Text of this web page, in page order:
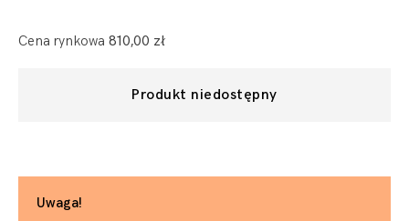
Cena rynkowa 810,00 zł
Produkt niedostępny
Uwaga!